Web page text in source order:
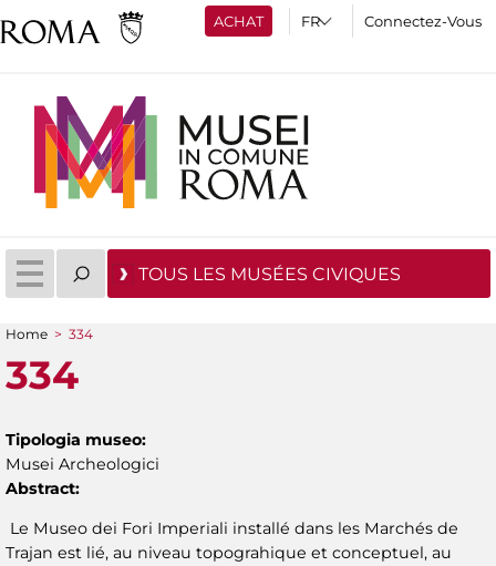
ACHAT Connectez-Vous
TOUS LES MUSÉES CIVIQUES
You are here
Home > 334
334
Tipologia museo:
Musei Archeologici
Abstract:
Le Museo dei Fori Imperiali installé dans les Marchés de
Trajan est lié, au niveau topograhique et conceptuel, au